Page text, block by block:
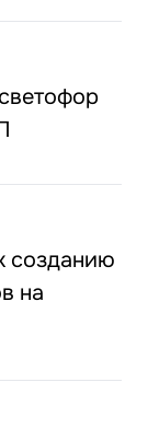
созданию
на